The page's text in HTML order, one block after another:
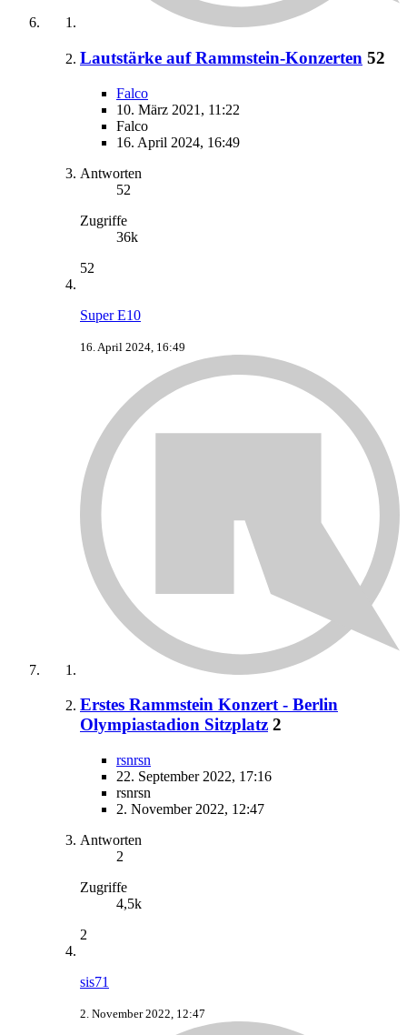
Lautstärke auf Rammstein-Konzerten 52
Falco
10. März 2021, 11:22
Falco
16. April 2024, 16:49
Antworten
52
Zugriffe
36k
52
Super E10
16. April 2024, 16:49
Erstes Rammstein Konzert - Berlin
Olympiastadion Sitzplatz 2
rsnrsn
22. September 2022, 17:16
rsnrsn
2. November 2022, 12:47
Antworten
2
Zugriffe
4,5k
2
sis71
2. November 2022, 12:47